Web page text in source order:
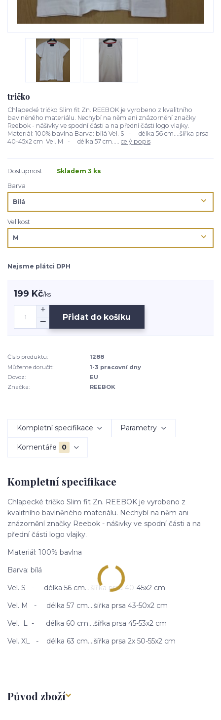
tričko
Chlapecké tričko Slim fit Zn. REEBOK je vyrobeno z kvalitního
bavlněného materiálu. Nechybí na něm ani znázornění značky
Reebok - nášivky ve spodní části a na přední části logo vlajky.
Materiál: 100% bavlna Barva: bílá Vel. S - délka 56 cm....šířka prsa
40-45x2 cm Vel. M - délka 57 cm..... celý popis
Dostupnost
Skladem 3 ks
Barva
Velikost
Nejsme plátci DPH
199 Kč/ks
Přidat do košíku
Číslo produktu:
1288
Můžeme doručit:
1-3 pracovní dny
Dovoz:
EU
Značka:
REEBOK
Kompletní specifikace Parametry
Komentáře 0
Kompletní specifikace
Chlapecké tričko Slim fit Zn. REEBOK je vyrobeno z
kvalitního bavlněného materiálu. Nechybí na něm ani
znázornění značky Reebok - nášivky ve spodní části a na
přední části logo vlajky.
Materiál: 100% bavlna
Barva: bílá
Vel. S - délka 56 cm....šířka prsa 40-45x2 cm
Vel. M - délka 57 cm....šířka prsa 43-50x2 cm
Vel. L - délka 60 cm....šířka prsa 45-53x2 cm
Vel. XL - délka 63 cm....šířka prsa 2x 50-55x2 cm
Původ zboží